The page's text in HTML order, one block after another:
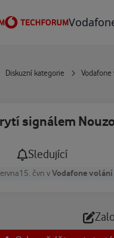
Diskuzní kategorie Vodafone
signálem
Sledující
15. čvn vVodafone volání